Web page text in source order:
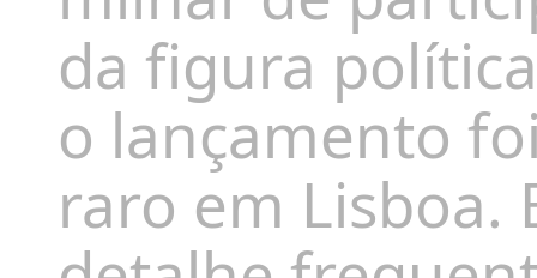
da figura
o lançamento
raro em